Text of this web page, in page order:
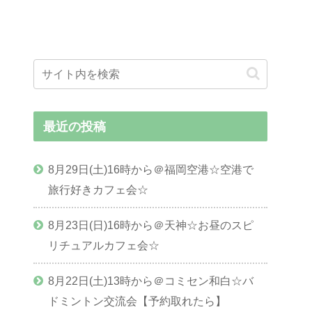
最近の投稿
8月29日(土)16時から＠福岡空港☆空港で
旅行好きカフェ会☆
8月23日(日)16時から＠天神☆お昼のスピ
リチュアルカフェ会☆
8月22日(土)13時から＠コミセン和白☆バ
ドミントン交流会【予約取れたら】